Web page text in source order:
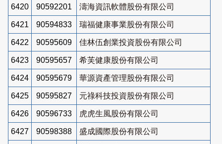
6420 90592201 濤海資訊軟體股份有限公司
6421 90594833 瑞福健康事業股份有限公司
6422 90595609 佳林伍創業投資股份有限公司
6423 90595657 希芙健康股份有限公司
6424 90595679 華源資產管理股份有限公司
6425 90595827 元祿科技投資股份有限公司
6426 90596733 虎虎生風股份有限公司
6427 90598388 盛成國際股份有限公司